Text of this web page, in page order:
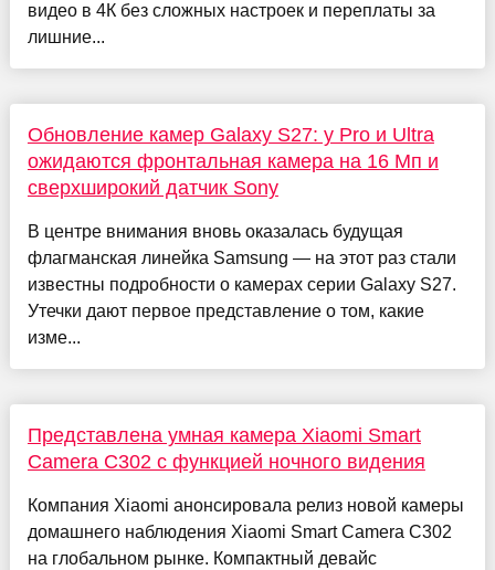
видео в 4К без сложных настроек и переплаты за
лишние...
Обновление камер Galaxy S27: у Pro и Ultra
ожидаются фронтальная камера на 16 Мп и
сверхширокий датчик Sony
В центре внимания вновь оказалась будущая
флагманская линейка Samsung — на этот раз стали
известны подробности о камерах серии Galaxy S27.
Утечки дают первое представление о том, какие
изме...
Представлена умная камера Xiaomi Smart
Camera C302 с функцией ночного видения
Компания Xiaomi анонсировала релиз новой камеры
домашнего наблюдения Xiaomi Smart Camera C302
на глобальном рынке. Компактный девайс